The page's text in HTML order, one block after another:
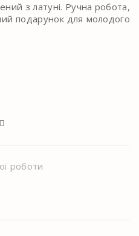
з латуні. Ручна робота,
подарунок для молодого
роботи